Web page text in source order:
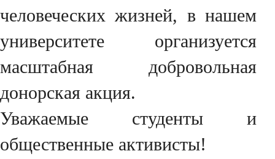
человеческих жизней, в нашем
университете организуется
масштабная добровольная
донорская акция.
Уважаемые студенты и
общественные активисты!